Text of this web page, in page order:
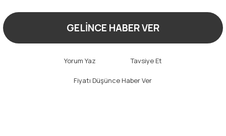
GELİNCE HABER VER
Yorum Yaz Tavsiye Et
Fiyatı Düşünce Haber Ver